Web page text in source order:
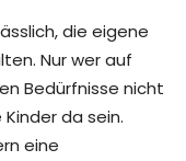
die eigene
Nur wer auf
Bedürfnisse nicht
da sein.
eine